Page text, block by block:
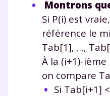
Montrons
Si P(i) est
référence le
Tab[1], …,
À la (i+1)-ième
on compare
Si Tab[i+1] <